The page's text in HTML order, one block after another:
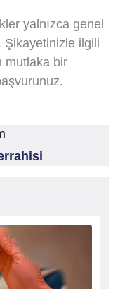
yalnızca genel
Şikayetinizle ilgili
mutlaka bir